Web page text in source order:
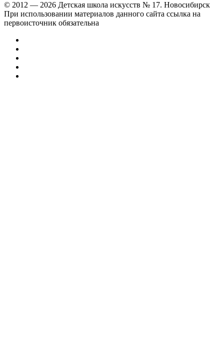
© 2012 — 2026 Детская школа искусств № 17. Новосибирск
При использовании материалов данного сайта ссылка на
первоисточник обязательна